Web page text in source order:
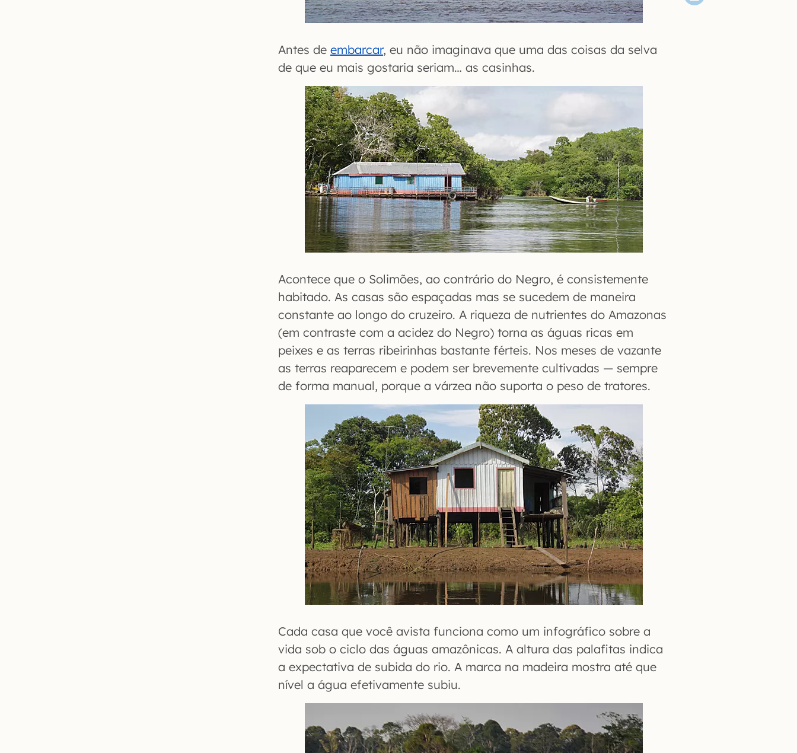
Antes de embarcar, eu não imaginava que uma das coisas da selva
de que eu mais gostaria seriam… as casinhas.
Acontece que o Solimões, ao contrário do Negro, é consistemente
habitado. As casas são espaçadas mas se sucedem de maneira
constante ao longo do cruzeiro. A riqueza de nutrientes do Amazonas
(em contraste com a acidez do Negro) torna as águas ricas em
peixes e as terras ribeirinhas bastante férteis. Nos meses de vazante
as terras reaparecem e podem ser brevemente cultivadas — sempre
de forma manual, porque a várzea não suporta o peso de tratores.
Cada casa que você avista funciona como um infográfico sobre a
vida sob o ciclo das águas amazônicas. A altura das palafitas indica
a expectativa de subida do rio. A marca na madeira mostra até que
nível a água efetivamente subiu.